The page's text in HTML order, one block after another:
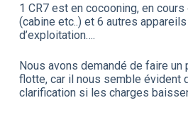
1 CR7 est en cocooning, en
(cabine etc..) et 6 autres
d’exploitation….
Nous avons demandé de faire un
flotte, car il nous semble évident
clarification si les charges